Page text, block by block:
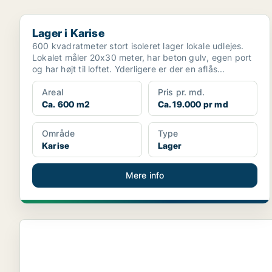
Lager i Karise
Lager i Karise
600 kvadratmeter stort isoleret lager lokale udlejes.
Lokalet måler 20x30 meter, har beton gulv, egen port
og har højt til loftet. Yderligere er der en aflås...
Areal
Ca. 600 m2
Pris pr. md.
Ca. 19.000 pr md
Område
Karise
Type
Lager
Mere info